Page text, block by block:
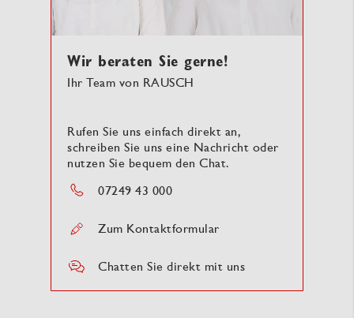
Wir beraten Sie gerne!
Ihr Team von RAUSCH
Rufen Sie uns einfach direkt an,
schreiben Sie uns eine Nachricht oder
nutzen Sie bequem den Chat.
07249 43 000
Zum Kontaktformular
Chatten Sie direkt mit uns